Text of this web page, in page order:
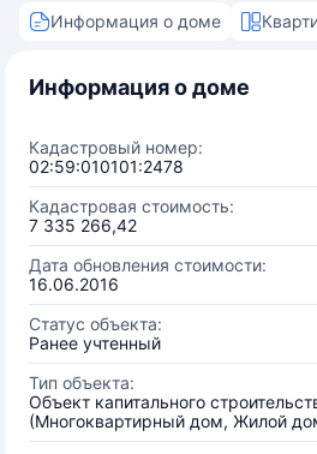
Информация о доме
Информация о доме
Кадастровый номер:
02:59:010101:2478
Кадастровая стоимость:
7 335 266,42
Дата обновления стоимости:
16.06.2016
Статус объекта:
Ранее учтенный
Тип объекта:
Объект капитального
(Многоквартирный дом, Жилой